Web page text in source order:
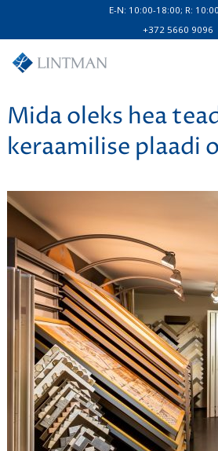
E-N: 10:00-18:00; R:
+372 5660 9096
Mida oleks hea
keraamilise plaadi